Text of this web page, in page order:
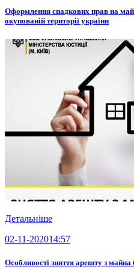
Оформлення спадкових прав на
окупованій території україни
Детальніше
02-11-202014:57
Особливості зняття арешту з